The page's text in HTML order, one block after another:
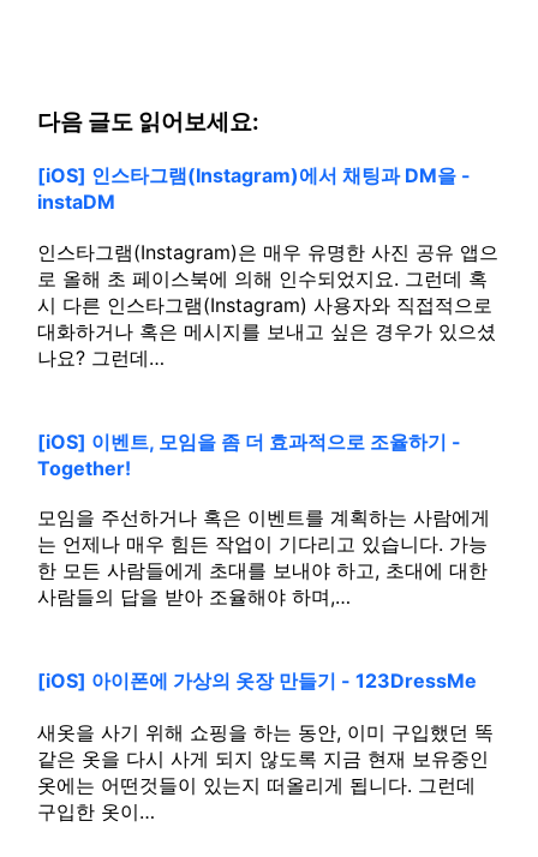
다음 글도 읽어보세요:
[iOS] 인스타그램(Instagram)에서 채팅과 DM을 -
instaDM
인스타그램(Instagram)은 매우 유명한 사진 공유 앱으
로 올해 초 페이스북에 의해 인수되었지요. 그런데 혹
시 다른 인스타그램(Instagram) 사용자와 직접적으로
대화하거나 혹은 메시지를 보내고 싶은 경우가 있으셨
나요? 그런데…
[iOS] 이벤트, 모임을 좀 더 효과적으로 조율하기 -
Together!
모임을 주선하거나 혹은 이벤트를 계획하는 사람에게
는 언제나 매우 힘든 작업이 기다리고 있습니다. 가능
한 모든 사람들에게 초대를 보내야 하고, 초대에 대한
사람들의 답을 받아 조율해야 하며,…
[iOS] 아이폰에 가상의 옷장 만들기 - 123DressMe
새옷을 사기 위해 쇼핑을 하는 동안, 이미 구입했던 똑
같은 옷을 다시 사게 되지 않도록 지금 현재 보유중인
옷에는 어떤것들이 있는지 떠올리게 됩니다. 그런데
구입한 옷이…